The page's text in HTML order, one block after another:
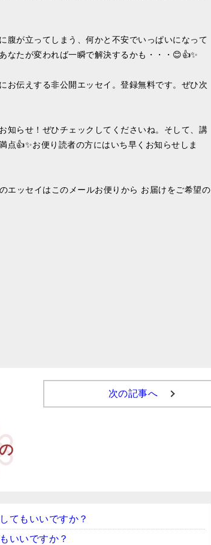
腹が立ってしまう、何かと不安でいっぱいになって
なたが変われば一瞬で解決するかも・・・😊👍✨
お伝えする非公開エッセイ。登録無料です。ぜひ次
知らせ！ぜひチェックしてくださいね。そして、講
👍✨お便り読者の方にはいち早くお知らせしま
エッセイはこのメールお便りから お届けをご希望の
次の記事へ
てもいいですか？
いいですか？